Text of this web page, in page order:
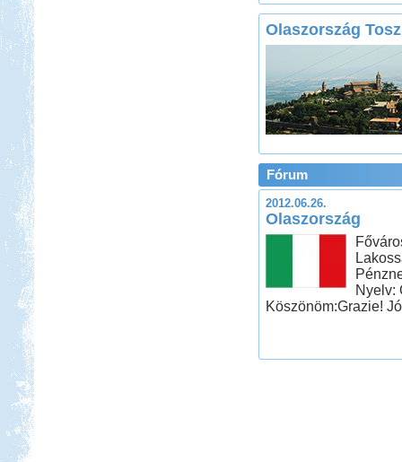
Olaszország
Fórum
2012.06.26.
Olaszország
Nyelv:
Köszönöm:Grazie!